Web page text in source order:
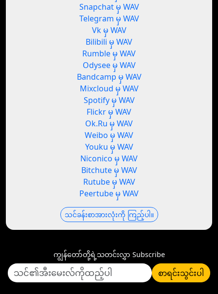
Snapchat မှ WAV
Telegram မှ WAV
Vk မှ WAV
Bilibili မှ WAV
Rumble မှ WAV
Odysee မှ WAV
Bandcamp မှ WAV
Mixcloud မှ WAV
Spotify မှ WAV
Flickr မှ WAV
Ok.Ru မှ WAV
Weibo မှ WAV
Youku မှ WAV
Niconico မှ WAV
Bitchute မှ WAV
Rutube မှ WAV
Peertube မှ WAV
သင်ခန်းစာအားလုံးကို ကြည့်ပါ။
ကျွန်တော်တို့ရဲ့သတင်းလွှာ Subscribe
စာရင်းသွင်းပါ